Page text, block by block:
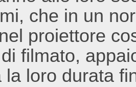
che in un
proiettore
filmato,
la loro durata